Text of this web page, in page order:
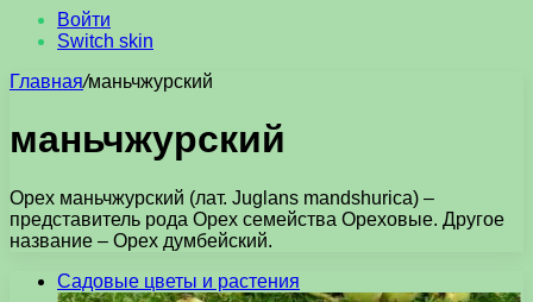
Войти
Switch skin
Главная/маньчжурский
маньчжурский
Орех маньчжурский (лат. Juglans mandshurica) –
представитель рода Орех семейства Ореховые. Другое
название – Орех думбейский.
Садовые цветы и растения